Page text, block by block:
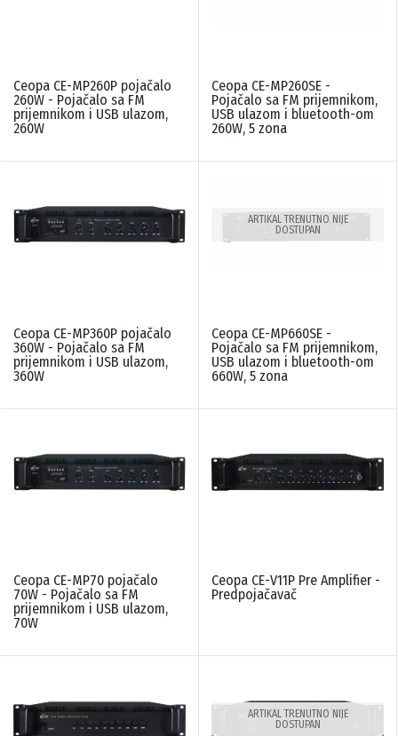
Ceopa CE-MP260P pojačalo
260W - Pojačalo sa FM
prijemnikom i USB ulazom,
260W
Ceopa CE-MP260SE -
Pojačalo sa FM prijemnikom,
USB ulazom i bluetooth-om
260W, 5 zona
Ceopa CE-MP360P pojačalo
360W - Pojačalo sa FM
prijemnikom i USB ulazom,
360W
ARTIKAL TRENUTNO NIJE
DOSTUPAN
Ceopa CE-MP660SE -
Pojačalo sa FM prijemnikom,
USB ulazom i bluetooth-om
660W, 5 zona
Ceopa CE-MP70 pojačalo
70W - Pojačalo sa FM
prijemnikom i USB ulazom,
70W
Ceopa CE-V11P Pre Amplifier -
Predpojačavač
ARTIKAL TRENUTNO NIJE
DOSTUPAN